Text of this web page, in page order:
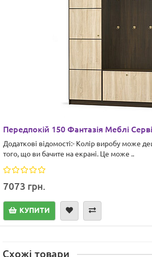
Передпокій 150 Фантазія Меблі
Додаткові відомості:- Колір виробу може
того, що ви бачите на екрані. Це може ..
7073 грн.
КУПИТИ
Схожі товари